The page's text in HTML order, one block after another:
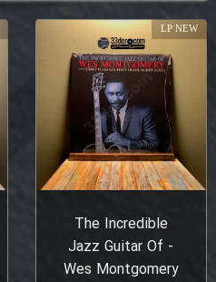
The Incredible
Jazz Guitar Of -
Wes Montgomery
LP NEW